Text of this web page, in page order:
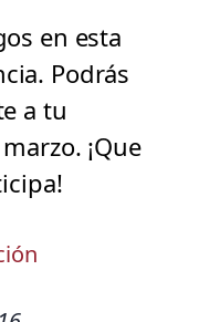
en esta
Podrás
a tu
¡Que